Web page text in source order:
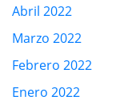
Abril 2022
Marzo 2022
Febrero 2022
Enero 2022